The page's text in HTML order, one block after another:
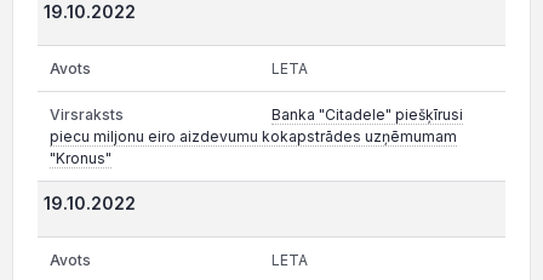
19.10.2022
LETA
Banka "Citadele" piešķīrusi
piecu miljonu eiro aizdevumu kokapstrādes uzņēmumam
"Kronus"
19.10.2022
LETA